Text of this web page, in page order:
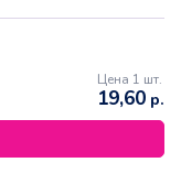
Цена 1 шт.
19,60 р.